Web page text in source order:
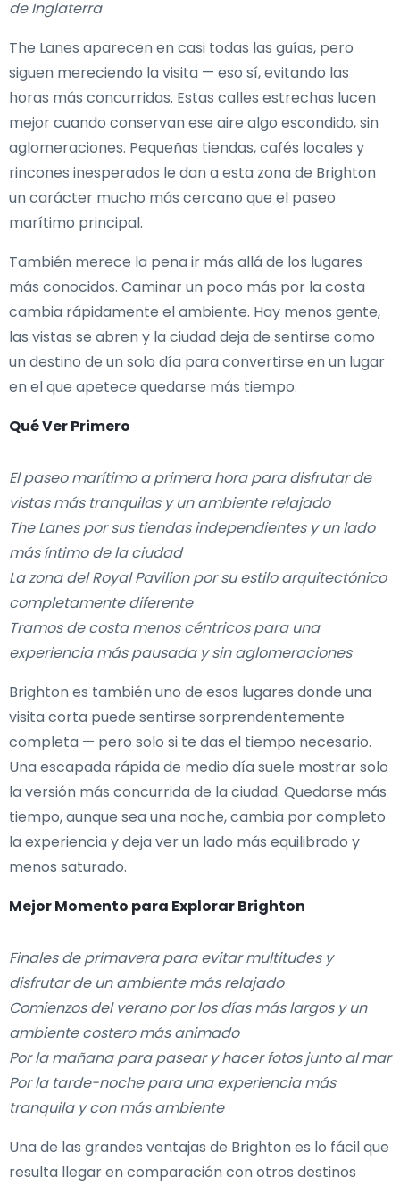
de Inglaterra
The Lanes aparecen en casi todas las guías, pero
siguen mereciendo la visita — eso sí, evitando las
horas más concurridas. Estas calles estrechas lucen
mejor cuando conservan ese aire algo escondido, sin
aglomeraciones. Pequeñas tiendas, cafés locales y
rincones inesperados le dan a esta zona de Brighton
un carácter mucho más cercano que el paseo
marítimo principal.
También merece la pena ir más allá de los lugares
más conocidos. Caminar un poco más por la costa
cambia rápidamente el ambiente. Hay menos gente,
las vistas se abren y la ciudad deja de sentirse como
un destino de un solo día para convertirse en un lugar
en el que apetece quedarse más tiempo.
Qué Ver Primero
El paseo marítimo a primera hora para disfrutar de
vistas más tranquilas y un ambiente relajado
The Lanes por sus tiendas independientes y un lado
más íntimo de la ciudad
La zona del Royal Pavilion por su estilo arquitectónico
completamente diferente
Tramos de costa menos céntricos para una
experiencia más pausada y sin aglomeraciones
Brighton es también uno de esos lugares donde una
visita corta puede sentirse sorprendentemente
completa — pero solo si te das el tiempo necesario.
Una escapada rápida de medio día suele mostrar solo
la versión más concurrida de la ciudad. Quedarse más
tiempo, aunque sea una noche, cambia por completo
la experiencia y deja ver un lado más equilibrado y
menos saturado.
Mejor Momento para Explorar Brighton
Finales de primavera para evitar multitudes y
disfrutar de un ambiente más relajado
Comienzos del verano por los días más largos y un
ambiente costero más animado
Por la mañana para pasear y hacer fotos junto al mar
Por la tarde-noche para una experiencia más
tranquila y con más ambiente
Una de las grandes ventajas de Brighton es lo fácil que
resulta llegar en comparación con otros destinos